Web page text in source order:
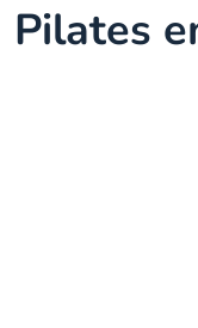
Pilates